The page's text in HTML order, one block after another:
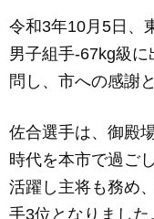
c
e
b
o
o
k
ail
令和3年10月5日、
男子組手-67kg級
問し、市への感謝
佐合選手は、御殿
時代を本市で過ご
活躍し主将も務め
手3位となりまし